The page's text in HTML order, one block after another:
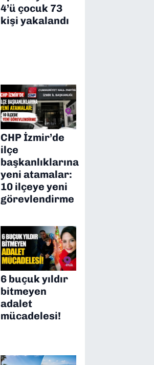
4’ü çocuk 73
kişi yakalandı
CHP İzmir’de
ilçe
başkanlıklarına
yeni atamalar:
10 ilçeye yeni
görevlendirme
6 buçuk yıldır
bitmeyen
adalet
mücadelesi!